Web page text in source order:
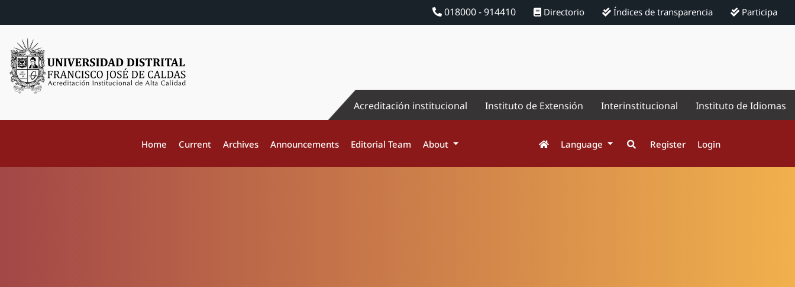
018000 - 914410 Directorio Índices de transparencia Participa
Acreditación institucional Instituto de Extensión Interinstitucional Instituto de Idiomas
Home Current Archives Announcements Editorial Team About Language Register Login